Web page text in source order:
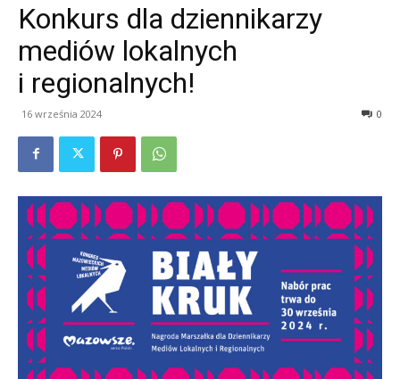
Konkurs dla dziennikarzy
mediów lokalnych
i regionalnych!
16 września 2024 0